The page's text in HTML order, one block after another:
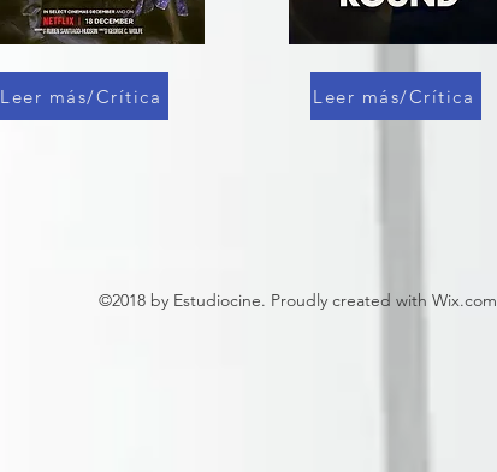
Leer más/Crítica Leer más/Crítica
©2018 by Estudiocine. Proudly created with Wix.com